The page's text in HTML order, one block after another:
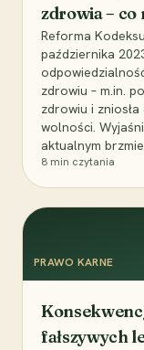
zdrowia – co
Reforma
października
zdrowiu – m.in.
zdrowiu i
wolności.
aktualnym
8 min czytania
PRAWO KARNE
fałszywych